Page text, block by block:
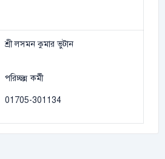
শ্রী লসমন কুমার ভুটান
পরিচ্ছন্ন কর্মী
01705-301134